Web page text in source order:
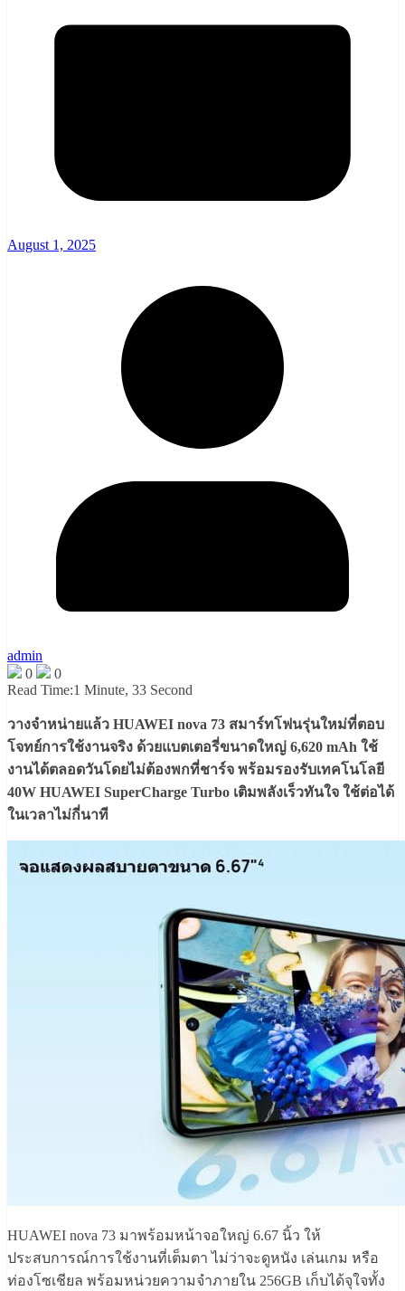
August 1, 2025
admin
0
0
Read Time:1 Minute, 33 Second
วางจำหน่ายแล้ว HUAWEI nova 73 สมาร์ทโฟนรุ่นใหม่ที่ตอบ
โจทย์การใช้งานจริง ด้วยแบตเตอรี่ขนาดใหญ่ 6,620 mAh ใช้
งานได้ตลอดวันโดยไม่ต้องพกที่ชาร์จ พร้อมรองรับเทคโนโลยี
40W HUAWEI SuperCharge Turbo เติมพลังเร็วทันใจ ใช้ต่อได้
ในเวลาไม่กี่นาที
HUAWEI nova 73 มาพร้อมหน้าจอใหญ่ 6.67 นิ้ว ให้
ประสบการณ์การใช้งานที่เต็มตา ไม่ว่าจะดูหนัง เล่นเกม หรือ
ท่องโซเชียล พร้อมหน่วยความจำภายใน 256GB เก็บได้จุใจทั้ง